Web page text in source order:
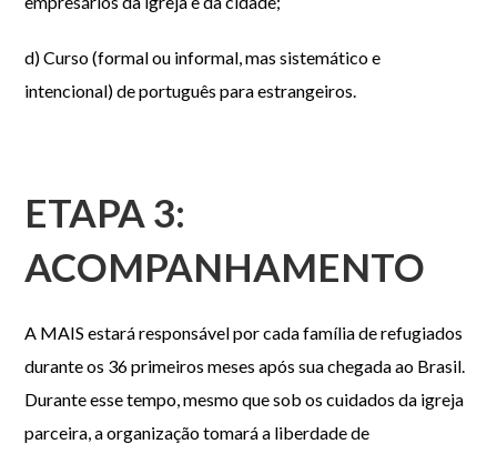
d) Curso (formal ou informal, mas sistemático e
intencional) de português para estrangeiros.
ETAPA 3:
ACOMPANHAMENTO
A MAIS estará responsável por cada família de refugiados
durante os 36 primeiros meses após sua chegada ao Brasil.
Durante esse tempo, mesmo que sob os cuidados da igreja
parceira, a organização tomará a liberdade de